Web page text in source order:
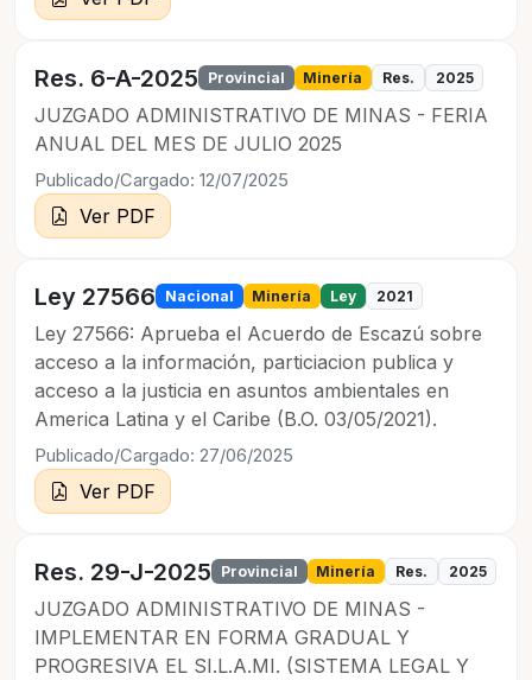
Res. 6-A-2025 Provincial Minería Res. 2025
JUZGADO ADMINISTRATIVO DE MINAS - FERIA
ANUAL DEL MES DE JULIO 2025
Publicado/Cargado: 12/07/2025
Ver PDF
Ley 27566 Nacional Minería Ley 2021
Ley 27566: Aprueba el Acuerdo de Escazú sobre
acceso a la información, particiacion publica y
acceso a la justicia en asuntos ambientales en
America Latina y el Caribe (B.O. 03/05/2021).
Publicado/Cargado: 27/06/2025
Ver PDF
Res. 29-J-2025 Provincial Minería Res. 2025
JUZGADO ADMINISTRATIVO DE MINAS -
IMPLEMENTAR EN FORMA GRADUAL Y
PROGRESIVA EL SI.L.A.MI. (SISTEMA LEGAL Y